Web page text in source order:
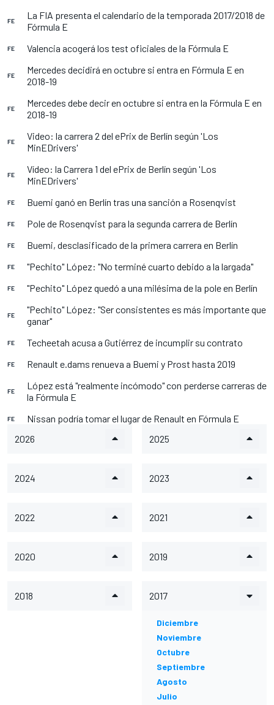
FE
La FIA presenta el calendario de la temporada 2017/2018 de
Fórmula E
FE Valencia acogerá los test oficiales de la Fórmula E
FE
Mercedes decidirá en octubre si entra en Fórmula E en
2018-19
FE
Mercedes debe decir en octubre si entra en la Fórmula E en
2018-19
FE
Video: la carrera 2 del ePrix de Berlín según 'Los
MinEDrivers'
FE
Vídeo: la Carrera 1 del ePrix de Berlín según 'Los
MinEDrivers'
FE Buemi ganó en Berlín tras una sanción a Rosenqvist
FE Pole de Rosenqvist para la segunda carrera de Berlín
FE Buemi, desclasificado de la primera carrera en Berlín
FE "Pechito" López: "No terminé cuarto debido a la largada"
FE "Pechito" López quedó a una milésima de la pole en Berlín
FE
"Pechito" López: "Ser consistentes es más importante que
ganar"
FE Techeetah acusa a Gutiérrez de incumplir su contrato
FE Renault e.dams renueva a Buemi y Prost hasta 2019
FE
López está "realmente incómodo" con perderse carreras de
la Fórmula E
FE
Nissan podría tomar el lugar de Renault en Fórmula E
2026
2025
2024 2023
2022 2021
2020 2019
2018 2017
Diciembre
Noviembre
Octubre
Septiembre
Agosto
Julio